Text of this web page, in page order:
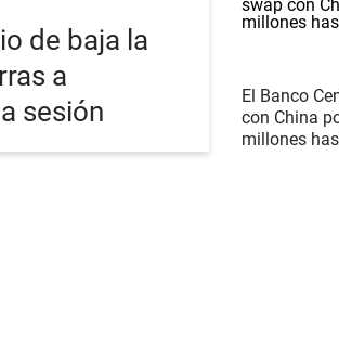
de baja la
a
sesión
El Banco
con China
millones